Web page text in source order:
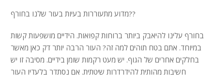
מדוע מתעוררות בעיות בעור שלנו בחורף??
בחורף עלינו להיאבק ביותר ברוחות קפואות. הידיים מושפעות קשות
במיוחד. אתם בטח תוהים למה זה? העור הרבה יותר דק כאן מאשר
בחלקים אחרים של הגוף. יש מעט רקמות שומן בידיים. מסיבה זו יש
חשיבות מהותית להידרדרות שיטתית. אם נסתדר בלעדיו העור